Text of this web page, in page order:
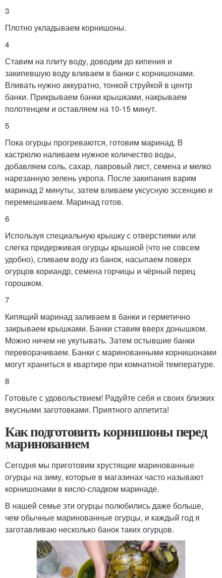
3
Плотно укладываем корнишоны.
4
Ставим на плиту воду, доводим до кипения и
закипевшую воду вливаем в банки с корнишонами.
Вливать нужно аккуратно, тонкой струйкой в центр
банки. Прикрываем банки крышками, накрываем
полотенцем и оставляем на 10-15 минут.
5
Пока огурцы прогреваются, готовим маринад. В
кастрюлю наливаем нужное количество воды,
добавляем соль, сахар, лавровый лист, семена и мелко
нарезанную зелень укропа. После закипания варим
маринад 2 минуты, затем вливаем уксусную эссенцию и
перемешиваем. Маринад готов.
6
Используя специальную крышку с отверстиями или
слегка придерживая огурцы крышкой (что не совсем
удобно), сливаем воду из банок, насыпаем поверх
огурцов кориандр, семена горчицы и чёрный перец
горошком.
7
Кипящий маринад заливаем в банки и герметично
закрываем крышками. Банки ставим вверх донышком.
Можно ничем не укутывать. Затем остывшие банки
переворачиваем. Банки с маринованными корнишонами
могут храниться в квартире при комнатной температуре.
8
Готовьте с удовольствием! Радуйте себя и своих близких
вкусными заготовками. Приятного аппетита!
Как подготовить корнишоны перед
маринованием
Сегодня мы приготовим хрустящие маринованные
огурцы на зиму, которые в магазинах часто называют
корнишонами в кисло-сладком маринаде.
В нашей семье эти огурцы полюбились даже больше,
чем обычные маринованные огурцы, и каждый год я
заготавливаю несколько банок таких огурцов.